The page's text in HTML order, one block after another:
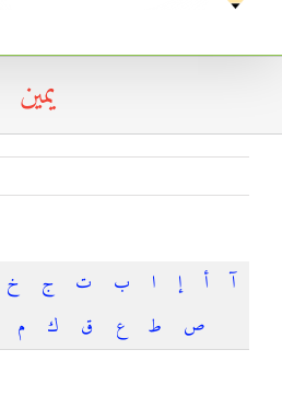
يمين
آ أ إ ا ب ت ج خ
ص
ط ع ق ك م